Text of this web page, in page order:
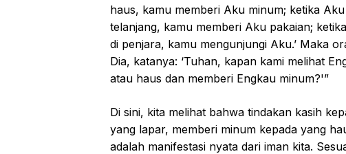
haus, kamu memberi Aku minum; ketika
telanjang, kamu memberi Aku pakaian;
di penjara, kamu mengunjungi Aku.’ Maka
Dia, katanya: ‘Tuhan, kapan kami melihat
atau haus dan memberi Engkau minum?'”
Di sini, kita melihat bahwa tindakan kasih
yang lapar, memberi minum kepada yang
adalah manifestasi nyata dari iman kita.